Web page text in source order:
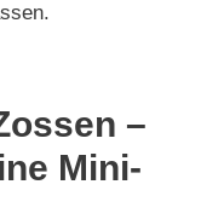
–
Mini-